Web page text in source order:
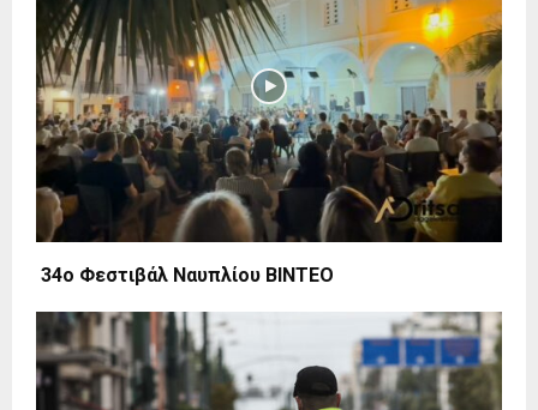
34ο Φεστιβάλ Ναυπλίου ΒΙΝΤΕΟ